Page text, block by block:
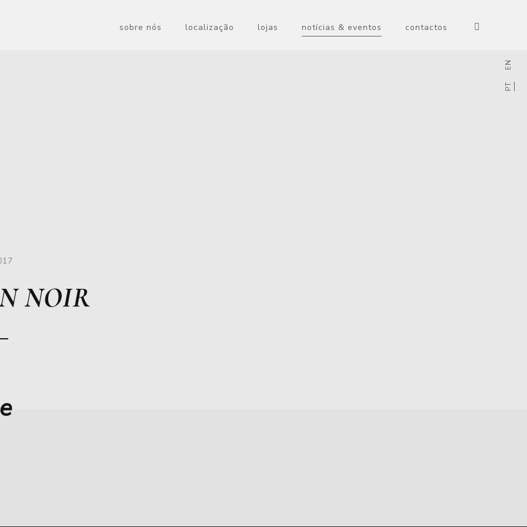
sobre nós localização lojas notícias & eventos contactos
PT
EN
NOIR